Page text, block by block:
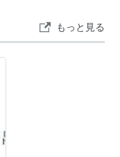
もっと見る